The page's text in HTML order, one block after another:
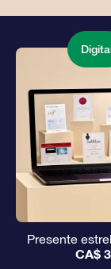
Presente
CA$